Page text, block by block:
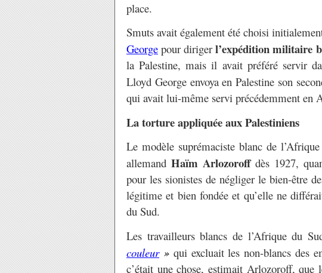
place.
Smuts avait également été choisi
George pour diriger l’expédition militaire
la Palestine, mais il avait préféré servir
Lloyd George envoya en Palestine son
qui avait lui-même servi précédemment en
La torture appliquée aux Palestiniens
Le modèle suprémaciste blanc de
allemand Haïm Arlozoroffdès 1927,
pour les sionistes de négliger le bien-être
légitime et bien fondée et qu’elle ne
du Sud.
Les travailleurs blancs de l’Afrique du
couleur» qui excluait les non-blancs des
c’était une chose, estimait Arlozoroff,